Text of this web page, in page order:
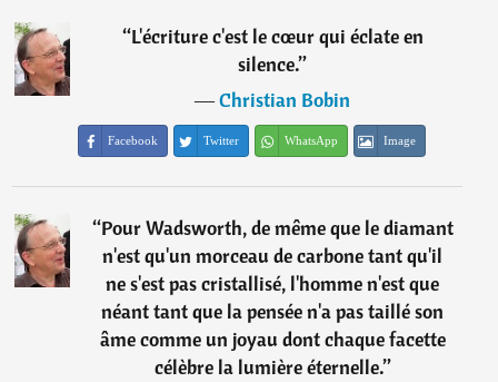
“L'écriture c'est le cœur qui éclate en
silence.”
―Christian Bobin
Facebook Twitter WhatsApp Image
“Pour Wadsworth, de même que le diamant
n'est qu'un morceau de carbone tant qu'il
ne s'est pas cristallisé, l'homme n'est que
néant tant que la pensée n'a pas taillé son
âme comme un joyau dont chaque facette
célèbre la lumière éternelle.”